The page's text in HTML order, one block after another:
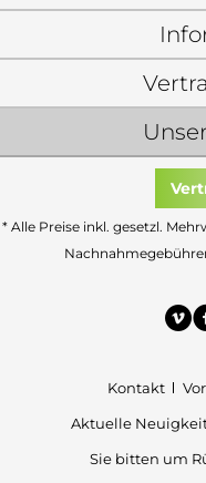
* Alle Preise inkl. gesetzl.
Kontakt
Aktuelle
Sie bitten um